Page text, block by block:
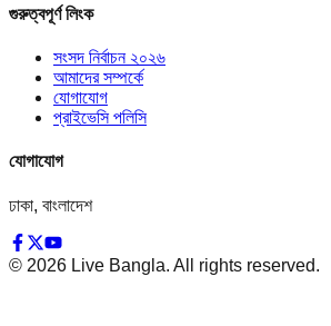
গুরুত্বপূর্ণ লিংক
সংসদ নির্বাচন ২০২৬
আমাদের সম্পর্কে
যোগাযোগ
প্রাইভেসি পলিসি
যোগাযোগ
ঢাকা, বাংলাদেশ
© 2026 Live Bangla. All rights reserved.